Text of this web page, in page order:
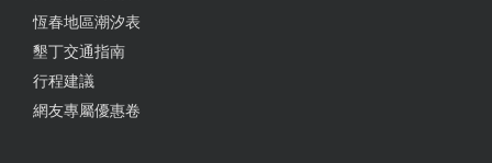
飄移車小朋友也可以玩 手搖船還可以釣魚不限時 還
有小超跑適合小小孩 超適合小孩放電 有很多座位大
恆春地區潮汐表
墾丁交通指南
行程建議
網友專屬優惠卷